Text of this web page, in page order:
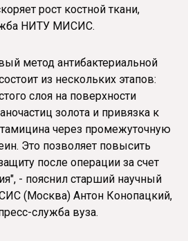
рост костной ткани,
НИТУ МИСИС.
метод антибактериальной
из нескольких этапов:
слоя на поверхности
золота и привязка к
через промежуточную
Это позволяет повысить
после операции за счет
- пояснил старший научный
(Москва) Антон Конопацкий,
служба вуза.